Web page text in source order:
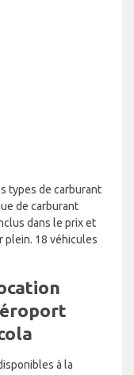
types de carburant
de carburant
dans le prix et
plein. 18 véhicules
à la